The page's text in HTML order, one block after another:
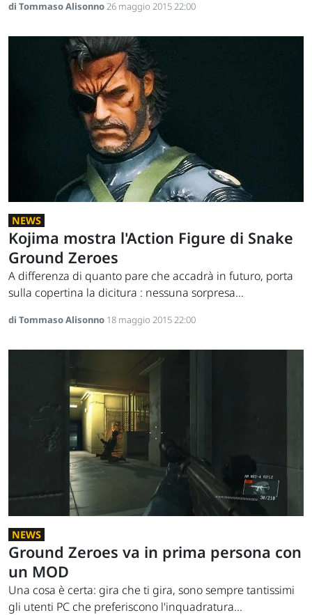
di Tommaso Alisonno26 maggio 2015 22:00
NEWS
Kojima mostra l'Action Figure di Snake
Ground Zeroes
A differenza di quanto pare che accadrà in futuro, porta
sulla copertina la dicitura : nessuna sorpresa...
di Tommaso Alisonno 18 maggio 2015 22:00
NEWS
Ground Zeroes va in prima persona con
un MOD
Una cosa è certa: gira che ti gira, sono sempre tantissimi
gli utenti PC che preferiscono l'inquadratura...